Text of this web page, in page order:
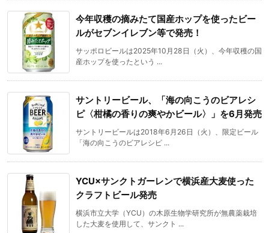
今年収穫の摘みたて国産ホップを使ったビー
ルがセブンイレブン等で発売！
サッポロビールは2025年10月28日（火）、今年収穫の国
産ホップを使ったという ...
サントリービール、「海の向こうのビアレシ
ピ〈柑橘の香りの爽やかビール〉」を6月発売
サントリービールは2018年6月26日（火）、限定ビール
「海の向こうのビアレシピ ...
YCU×サンクトガーレンで横浜産大麦使った
クラフトビール発売
横浜市立大学（YCU）の木原生物学研究所が無農薬栽培
した大麦を使用して、サンクト ...